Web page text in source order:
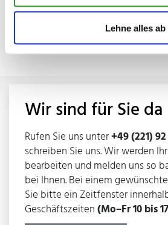
Lehne alles ab
Presse- und Öffentlichkeitsarbeit
+49 221 92 58 62 111
e.dorin@van-ham.com
Wir sind für Sie da
Rufen Sie uns unter+49 (221)
schreiben Sie uns. Wir werden
bearbeiten und melden uns so
bei Ihnen. Bei einem
Sie bitte ein Zeitfenster
Geschäftszeiten(Mo–Fr 10 bis